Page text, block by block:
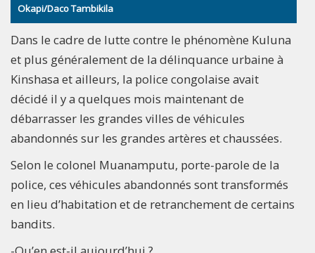
Okapi/Daco Tambikila
Dans le cadre de lutte contre le phénomène Kuluna
et plus généralement de la délinquance urbaine à
Kinshasa et ailleurs, la police congolaise avait
décidé il y a quelques mois maintenant de
débarrasser les grandes villes de véhicules
abandonnés sur les grandes artères et chaussées.
Selon le colonel Muanamputu, porte-parole de la
police, ces véhicules abandonnés sont transformés
en lieu d’habitation et de retranchement de certains
bandits.